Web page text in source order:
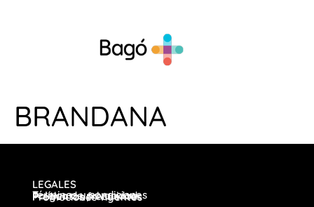
BRANDANA
LEGALES
Términos y condiciones
Política de privacidad
Preguntas frecuentes
Promociones vigentes